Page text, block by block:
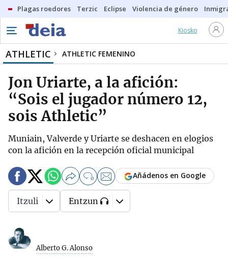
Plagas roedores Terzic Eclipse Violencia de género
Kiosko
ATHLETIC ATHLETIC FEMENINO
Jon Uriarte, a la afición:
“Sois el jugador número 12,
sois Athletic”
Muniain, Valverde y Uriarte se deshacen en elogios
con la afición en la recepción oficial municipal
Alberto G. Alonso
0 Añádenos en Google
Itzuli Entzun